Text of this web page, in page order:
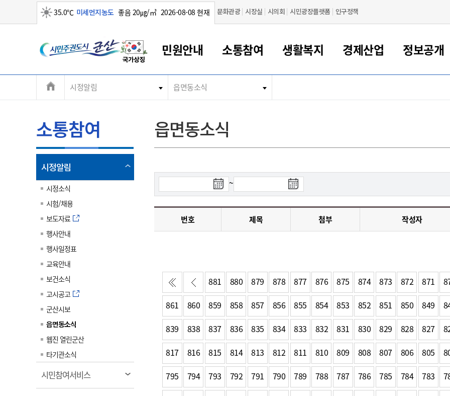
맑음
35.0℃ 미세먼지농도 좋음 20㎍/㎥ 2026-08-08 현재 문화관광 시장실 시의회 시민광장플랫폼 인구정책
시
민
주
권
도
시
군
산
체
민원안내
민원안내
대표전화 063-454-4000
부서 및 담당자 연락처
전화번호안내
찾아오시는길
민원창구안내
민원수수료
종합민원창구
토지정보민원창구
무인민원발급기
저당권 설정/말소 등록
자동차 정기(종합)검사 기
간조회 및 검사예약
민원편의제도
민원 1회방문 처리제
어디서나 민원처리제
사전심사 청구제도
민원인 후견인제
복합민원 상담예약제
폐업신고 원스톱서비스
민원편람/서식 한눈에 서비스
전자민원창
전자가족관계등록
인터넷등기소
위택스
부동산통합민원
새올전자민원창구
소통참여
소통참여
대표전화 063-454-4000
부서 및 담당자 연락처
전화번호안내
찾아오시는길
시정알림
시험/채용
보도자료
행사일정표
교육안내
보건소식
웹진 열린군산
타기관소식
나의민원
칭찬합시다
설문조사
자원봉사참여
적극행정
생활복지
생활복지
대표전화 063-454-4000
부서 및 담당자 연락처
전화번호안내
찾아오시는길
복지/보건
통합돌봄
주민복지
여성/가족
노인복지
장애인복지
사회서비스(바우처)
학자금대출이자지원
시민정보화교육
부모학교예약시스템
군산어린이시청
디지털배움터
수질검사
시외버스/고속버스
주정차단속 문자알
스
군산시 무상교통
환경선언문
환경기본정보
화학물질 관리지도
미세먼지 대응
환경영향평가
석면해체 건축물정보
환경오염업소 공개
청소정보
대형폐기물 배출신고
생활쓰레기 처리요령
음식물쓰레기 처리요령
폐기물 처리시설 현황
공중위생
위생용품 제조업
식품위생
문화 콘텐츠업
체육
체육시설 안내
경제산업
경제산업
대표전화 063-454-4000
부서 및 담당자 연락처
전화번호안내
찾아오시는길
군산사랑상품권
상품권 공지사항
상품권 Q&A
판매대행점 조회
지류상품권 재고조회
경제 공지/서식
강소연구개발특구
청년뜰(청년센터/창업센터)
군산시사회적경제지원센터
일자리 지원사업
공장 검색
어업현황
수산물 안전정보
군산수산물 소비촉진행사
군산 특화 수산물
도로/가로등
자전거
부동산 정보
주소/건축/지적/지리정보
조상땅찾기
태양광
가스/석유
정보공개
정보공개
대표전화 063-454-4000
부서 및 담당자 연락처
전화번호안내
찾아오시는길
정보공개제도
비공개대상정보
불복구제절차
정보공개서식
2024년도 통계
계약정보공개 위원회 현황 공공데이터 개방 업무추진비
상품권 구매 사용 및 관리 공모사업
군산새만금
대표전화 063-454-4000
부서 및 담당자 연락처
전화번호안내
찾아오시는길
군산에서 시작되는 새만금
군산소개
대표전화 063-454-4000
부서 및 담당자 연락처
전화번호안내
찾아오시는길
군산시 비전
수상현황
행정구역/행정지도
자매결연/국제협력 도시
군산의 상징
부서별 팩스번호
부서소
시정계획
주요업무
시정백서
예산안내
재정공시
결산보고서
중기지방재정계획
투자심사
예산낭비신고
보조금 부정수급 신고
공유재산
조례규칙 입법예고
조례규칙 입법예고(구)
법률정보 관련사이트
경제동향
물가정보
사회조사
사업체
통계연보
청년통계
주민등
체류외
전북소개
대표전화 063-454-4000
부서 및 담당자 연락처
전화번호안내
찾아오시는길
전북특별자치도 소개
전북특별자치도 용어 Q&A
홍보영상 게시판
시정알림 읍면동소식
소통참여
시정알림
림
시정소식
시험/채용
보도자료
행사안내
행사일정표
교육안내
보건소식
고시공고
군산시보
읍면동소식
웹진 열린군산
타기관소식
시민참여서비스열
림
읍면동소식
색
시
일
~검
색
종
일
번호 제목 첨부 작성자
881 880 879 878 877 876 875 874 873 872 871
861
860 859 858 857 856 855 854 853 852 851 850 849
839
838 837 836 835 834 833 832 831 830 829 828 827
817
816 815 814 813 812 811 810 809 808 807 806 805
795
794 793 792 791 790 789 788 787 786 785 784 783